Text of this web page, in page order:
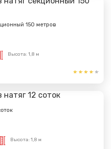
150 метров
Высота: 1,8 м
Высота: 1,8 м
специалист свяжется с